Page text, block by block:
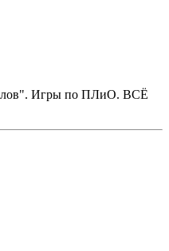
Игры по ПЛиО. ВСЁ